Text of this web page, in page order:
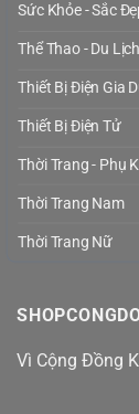
Sức Khỏe - Sắc
Thể Thao - Du Lịch
Thiết Bị Điện Gia
Thiết Bị Điện Tử
Thời Trang - Phụ
Thời Trang Nam
Thời Trang Nữ
Vì Cộng Đồng